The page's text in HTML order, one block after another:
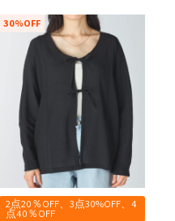
2点20％OFF、3点30%OFF、4
点40％OFF
30%OFF